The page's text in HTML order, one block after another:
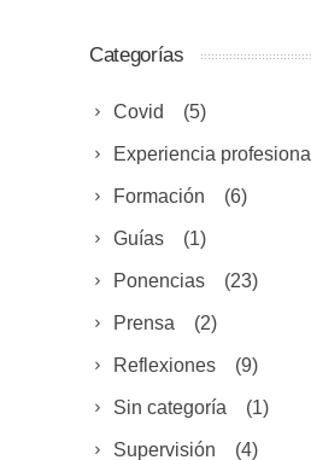
Categorías
Covid (5)
Experiencia profesional
Formación (6)
Guías (1)
Ponencias (23)
Prensa (2)
Reflexiones (9)
Sin categoría (1)
Supervisión (4)